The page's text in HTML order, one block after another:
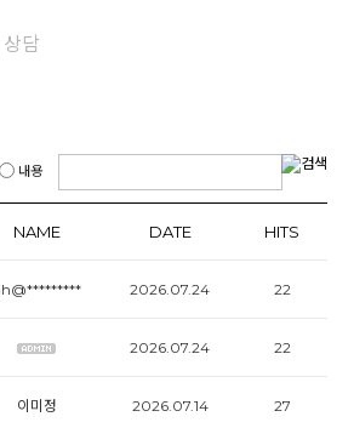
담
내용
NAME DATE HITS
2026.07.24 22
2026.07.24 22
이미정 2026.07.14 27